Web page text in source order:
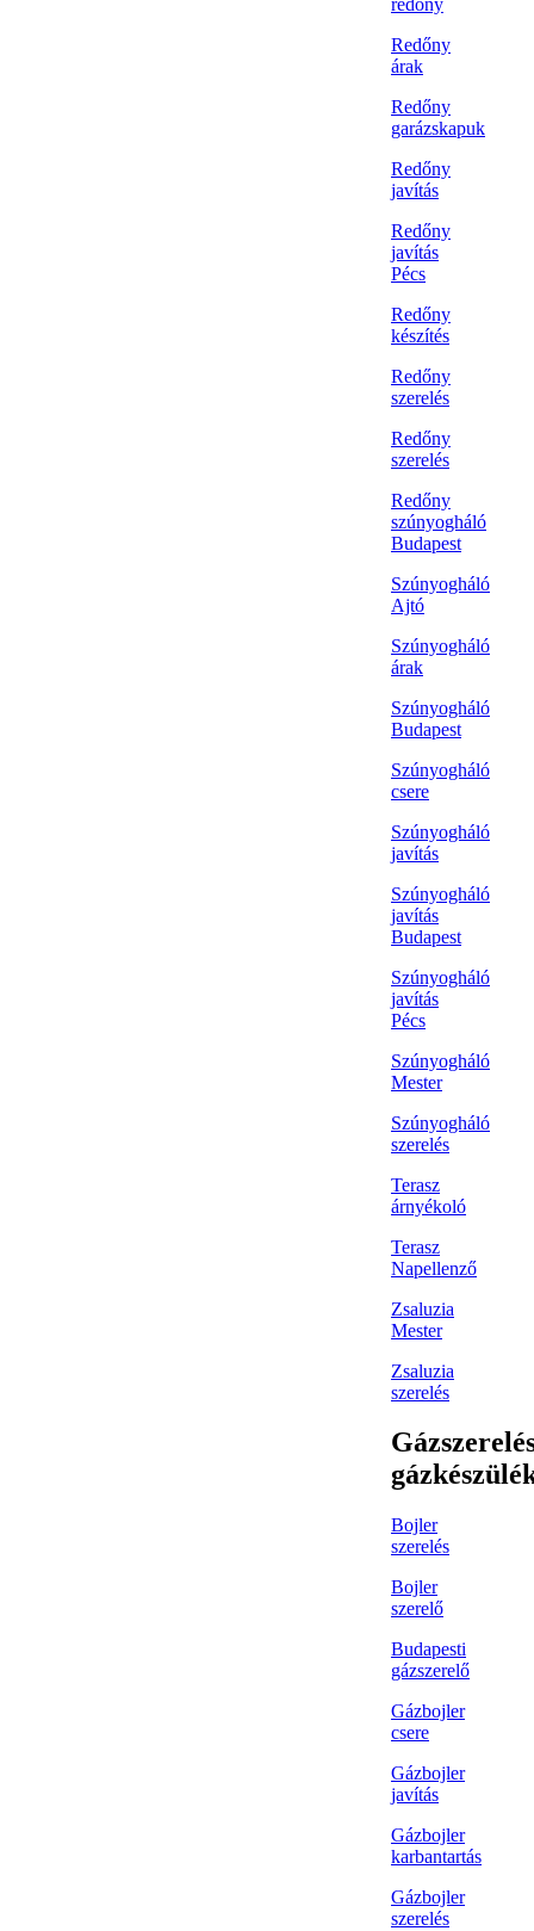
Redőny
árak
Redőny
garázskapuk
Redőny
javítás
Redőny
javítás
Pécs
Redőny
készítés
Redőny
szerelés
Redőny
szerelés
Redőny
szúnyogháló
Budapest
Szúnyogháló
Ajtó
Szúnyogháló
árak
Szúnyogháló
Budapest
Szúnyogháló
csere
Szúnyogháló
javítás
Szúnyogháló
javítás
Budapest
Szúnyogháló
javítás
Pécs
Szúnyogháló
Mester
Szúnyogháló
szerelés
Terasz
árnyékoló
Terasz
Napellenző
Zsaluzia
Mester
Zsaluzia
szerelés
Bojler
szerelés
Bojler
szerelő
Budapesti
gázszerelő
Gázbojler
csere
Gázbojler
javítás
Gázbojler
karbantartás
Gázbojler
szerelés